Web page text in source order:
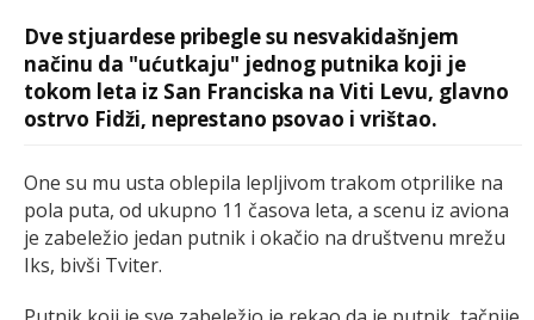
Dve stjuardese pribegle su nesvakidašnjem
načinu da "ućutkaju" jednog putnika koji je
tokom leta iz San Franciska na Viti Levu, glavno
ostrvo Fidži, neprestano psovao i vrištao.
One su mu usta oblepila lepljivom trakom otprilike na
pola puta, od ukupno 11 časova leta, a scenu iz aviona
je zabeležio jedan putnik i okačio na društvenu mrežu
Iks, bivši Tviter.